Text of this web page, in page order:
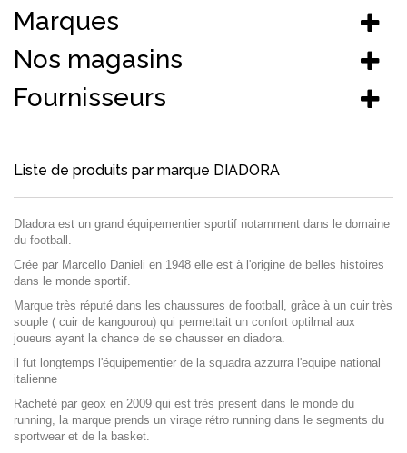
Marques
Nos magasins
Fournisseurs
Liste de produits par marque DIADORA
DIadora est un grand équipementier sportif notamment dans le domaine
du football.
Crée par Marcello Danieli en 1948 elle est à l'origine de belles histoires
dans le monde sportif.
Marque très réputé dans les chaussures de football, grâce à un cuir très
souple ( cuir de kangourou) qui permettait un confort optilmal aux
joueurs ayant la chance de se chausser en diadora.
il fut longtemps l'équipementier de la squadra azzurra l'equipe national
italienne
Racheté par geox en 2009 qui est très present dans le monde du
running, la marque prends un virage rétro running dans le segments du
sportwear et de la basket.